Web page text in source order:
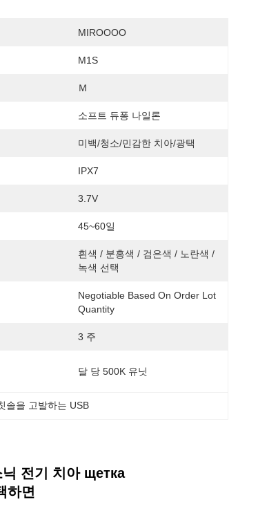
MIROOOO
M1S
Ｍ
소프트 듀퐁 나일론
미백/청소/민감한 치아/광택
IPX7
3.7V
45~60일
흰색 / 분홍색 / 검은색 / 노란색 /
녹색 선택
Negotiable Based On Order Lot
Quantity
3 주
달 당 500K 유닛
솔을 고발하는 USB
전기 치아 щетка
하면